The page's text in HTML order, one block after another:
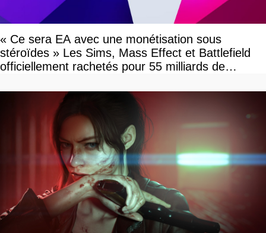
« Ce sera EA avec une monétisation sous
stéroïdes » Les Sims, Mass Effect et Battlefield
officiellement rachetés pour 55 milliards de